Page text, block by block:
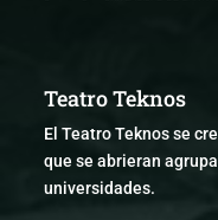
Teatro Teknos
El Teatro Teknos se
que se abrieran
universidades.